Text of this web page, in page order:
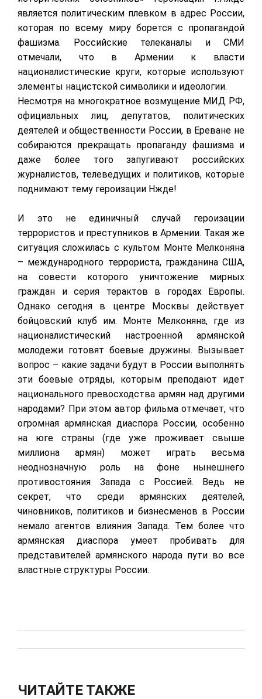
является политическим плевком в адрес России,
которая по всему миру борется с пропагандой
фашизма. Российские телеканалы и СМИ
отмечали, что в Армении к власти
националистические круги, которые используют
элементы нацистской символики и идеологии.
Несмотря на многократное возмущение МИД РФ,
официальных лиц, депутатов, политических
деятелей и общественности России, в Ереване не
собираются прекращать пропаганду фашизма и
даже более того запугивают российских
журналистов, телеведущих и политиков, которые
поднимают тему героизации Нжде!
И это не единичный случай героизации
террористов и преступников в Армении. Такая же
ситуация сложилась с культом Монте Мелконяна
– международного террориста, гражданина США,
на совести которого уничтожение мирных
граждан и серия терактов в городах Европы.
Однако сегодня в центре Москвы действует
бойцовский клуб им. Монте Мелконяна, где из
националистический настроенной армянской
молодежи готовят боевые дружины. Вызывает
вопрос – какие задачи будут в России выполнять
эти боевые отряды, которым преподают идет
национального превосходства армян над другими
народами? При этом автор фильма отмечает, что
огромная армянская диаспора России, особенно
на юге страны (где уже проживает свыше
миллиона армян) может играть весьма
неоднозначную роль на фоне нынешнего
противостояния Запада с Россией. Ведь не
секрет, что среди армянских деятелей,
чиновников, политиков и бизнесменов в России
немало агентов влияния Запада. Тем более что
армянская диаспора умеет пробивать для
представителей армянского народа пути во все
властные структуры России.
ЧИТАЙТЕ ТАКЖЕ